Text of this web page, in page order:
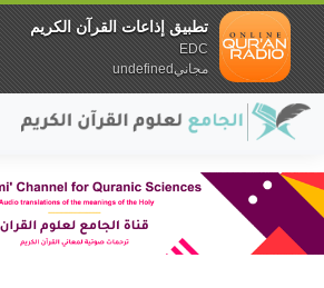
تطبيق إذاعات القرآن الكريم
EDC
مجانيundefined